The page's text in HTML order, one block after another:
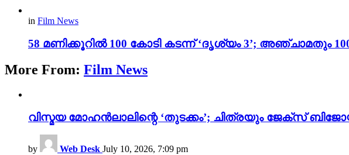
in Film News
58 മണിക്കൂറിൽ 100 കോടി കടന്ന് ‘ദൃശ്യം 3’; അഞ്ചാമതും
More From: Film News
വിസ്മയ മോഹൻലാലിന്റെ ‘തുടക്കം’; ചിത്രയും ജേക്സ്
by Web Desk July 10, 2026, 7:09 pm